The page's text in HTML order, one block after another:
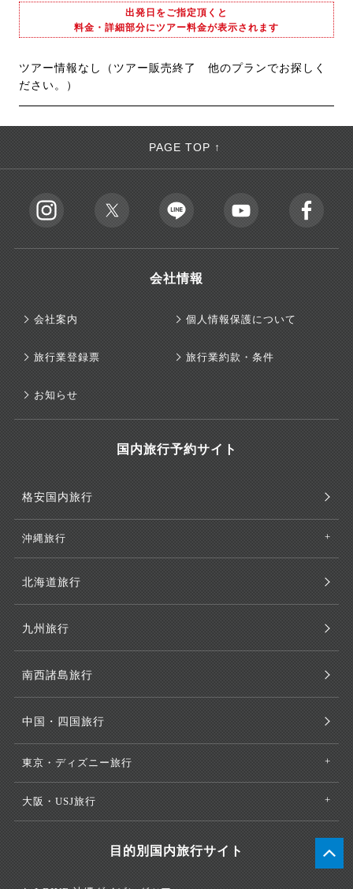
出発日をご指定頂くと
料金・詳細部分にツアー料金が表示されます
ツアー情報なし（ツアー販売終了 他のプランでお探しく
ださい。）
PAGE TOP ↑
会社情報
会社案内 個人情報保護について
旅行業登録票 旅行業約款・条件
お知らせ
国内旅行予約サイト
格安国内旅行
沖縄旅行
北海道旅行
九州旅行
南西諸島旅行
中国・四国旅行
東京・ディズニー旅行
大阪・USJ旅行
目的別国内旅行サイト